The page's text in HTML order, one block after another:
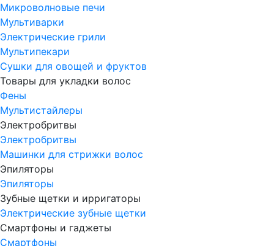
Микроволновые печи
Мультиварки
Электрические грили
Мультипекари
Сушки для овощей и фруктов
Товары для укладки волос
Фены
Мультистайлеры
Электробритвы
Электробритвы
Машинки для стрижки волос
Эпиляторы
Эпиляторы
Зубные щетки и ирригаторы
Электрические зубные щетки
Смартфоны и гаджеты
Смартфоны